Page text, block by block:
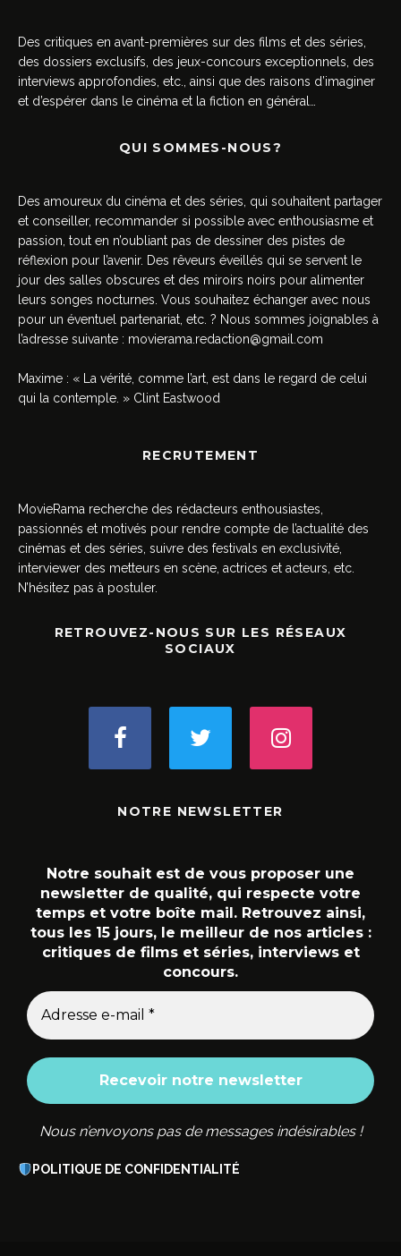
Des critiques en avant-premières sur des films et des séries,
des dossiers exclusifs, des jeux-concours exceptionnels, des
interviews approfondies, etc., ainsi que des raisons d’imaginer
et d’espérer dans le cinéma et la fiction en général…
QUI SOMMES-NOUS?
Des amoureux du cinéma et des séries, qui souhaitent partager
et conseiller, recommander si possible avec enthousiasme et
passion, tout en n’oubliant pas de dessiner des pistes de
réflexion pour l’avenir. Des rêveurs éveillés qui se servent le
jour des salles obscures et des miroirs noirs pour alimenter
leurs songes nocturnes. Vous souhaitez échanger avec nous
pour un éventuel partenariat, etc. ? Nous sommes joignables à
l’adresse suivante : movierama.redaction@gmail.com
Maxime : « La vérité, comme l’art, est dans le regard de celui
qui la contemple. » Clint Eastwood
RECRUTEMENT
MovieRama recherche des rédacteurs enthousiastes,
passionnés et motivés pour rendre compte de l’actualité des
cinémas et des séries, suivre des festivals en exclusivité,
interviewer des metteurs en scène, actrices et acteurs, etc.
N’hésitez pas à postuler.
RETROUVEZ-NOUS SUR LES RÉSEAUX
SOCIAUX
NOTRE NEWSLETTER
Notre souhait est de vous proposer une
newsletter de qualité, qui respecte votre
temps et votre boîte mail. Retrouvez ainsi,
tous les 15 jours, le meilleur de nos articles :
critiques de films et séries, interviews et
concours.
Nous n’envoyons pas de messages indésirables !
POLITIQUE DE CONFIDENTIALITÉ